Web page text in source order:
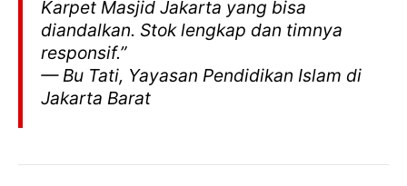
Karpet Masjid Jakarta yang bisa
diandalkan. Stok lengkap dan timnya
responsif.”
— Bu Tati, Yayasan Pendidikan Islam di
Jakarta Barat